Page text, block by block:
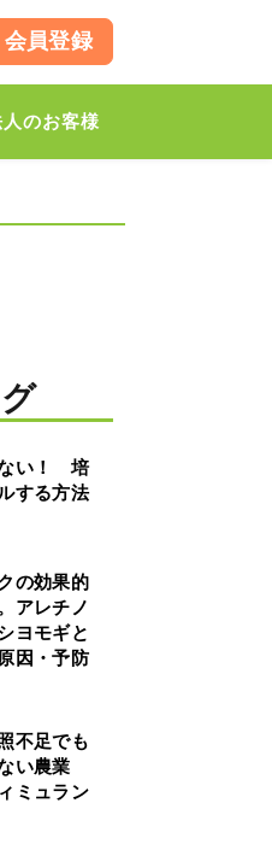
会員登録
人のお客様
ない！ 培
する方法
の効果的
アレチノ
ヨモギと
因・予防
不足でも
い農業
ミュラン